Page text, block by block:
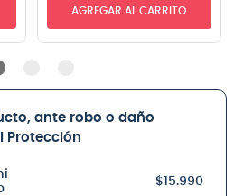
AGREGAR AL CARRITO
ante robo o daño
Protección
$15.990